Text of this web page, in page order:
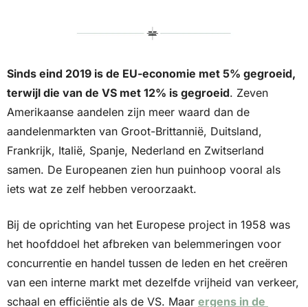
Sinds eind 2019 is de EU-economie met 5% gegroeid,
terwijl die van de VS met 12% is gegroeid. Zeven
Amerikaanse aandelen zijn meer waard dan de
aandelenmarkten van Groot-Brittannië, Duitsland,
Frankrijk, Italië, Spanje, Nederland en Zwitserland
samen. De Europeanen zien hun puinhoop vooral als
iets wat ze zelf hebben veroorzaakt.
Bij de oprichting van het Europese project in 1958 was
het hoofddoel het afbreken van belemmeringen voor
concurrentie en handel tussen de leden en het creëren
van een interne markt met dezelfde vrijheid van verkeer,
schaal en efficiëntie als de VS. Maar ergens in de